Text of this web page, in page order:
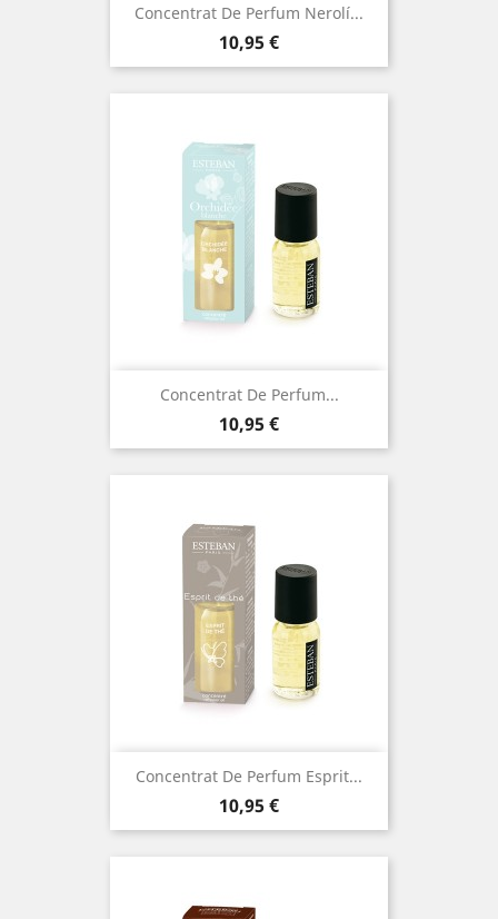
Concentrat De Perfum Nerolí...
Preu
10,95 €
Concentrat De Perfum...
Preu
10,95 €
Concentrat De Perfum Esprit...
Preu
10,95 €